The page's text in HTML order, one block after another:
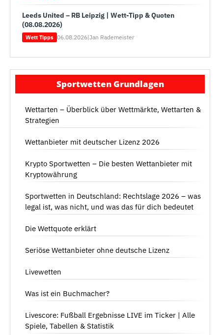
Leeds United – RB Leipzig | Wett-Tipp & Quoten
(08.08.2026)
Wett Tipps 06.08.2026|Jan Rademeister
Sportwetten Grundlagen
Wettarten – Überblick über Wettmärkte, Wettarten &
Strategien
Wettanbieter mit deutscher Lizenz 2026
Krypto Sportwetten – Die besten Wettanbieter mit
Kryptowährung
Sportwetten in Deutschland: Rechtslage 2026 – was
legal ist, was nicht, und was das für dich bedeutet
Die Wettquote erklärt
Seriöse Wettanbieter ohne deutsche Lizenz
Livewetten
Was ist ein Buchmacher?
Livescore: Fußball Ergebnisse LIVE im Ticker | Alle
Spiele, Tabellen & Statistik